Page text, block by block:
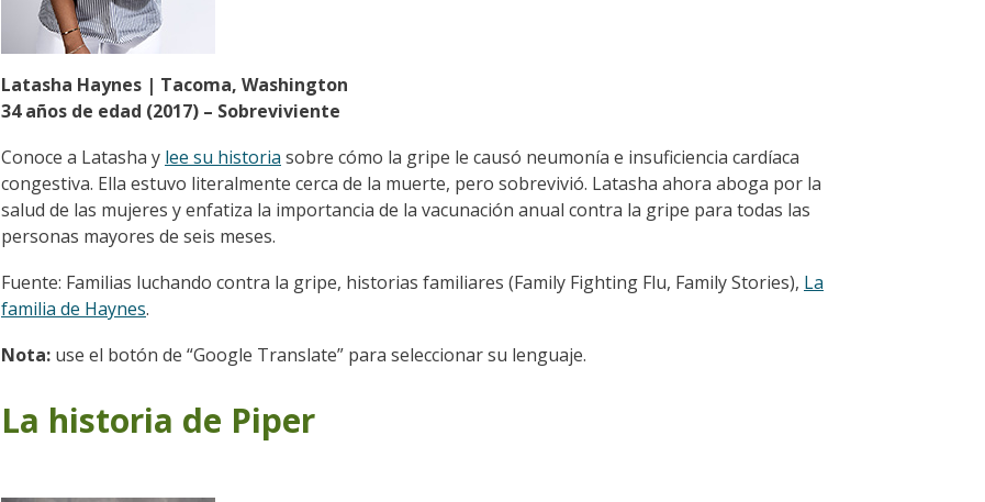
Latasha Haynes | Tacoma, Washington
34 años de edad (2017) – Sobreviviente
Conoce a Latasha y lee su historia sobre cómo la gripe le causó neumonía e insuficiencia cardíaca
congestiva. Ella estuvo literalmente cerca de la muerte, pero sobrevivió. Latasha ahora aboga por la
salud de las mujeres y enfatiza la importancia de la vacunación anual contra la gripe para todas las
personas mayores de seis meses.
Fuente: Familias luchando contra la gripe, historias familiares (Family Fighting Flu, Family Stories), La
familia de Haynes.
Nota: use el botón de “Google Translate” para seleccionar su lenguaje.
La historia de Piper